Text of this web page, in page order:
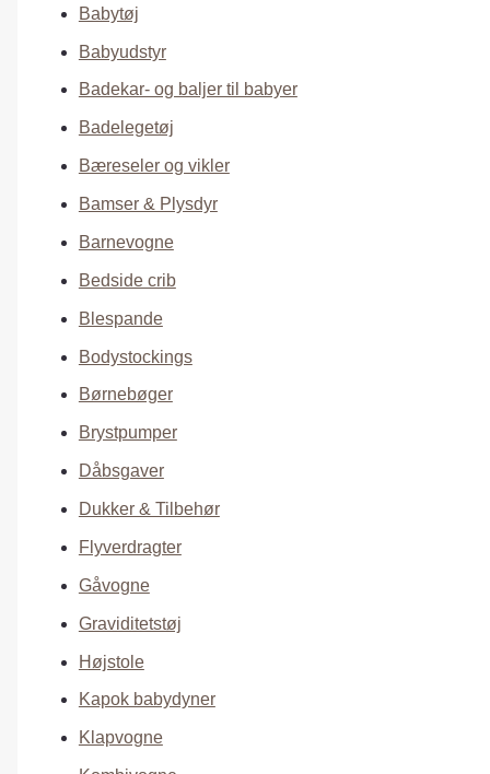
Babytøj
Babyudstyr
Badekar- og baljer til babyer
Badelegetøj
Bæreseler og vikler
Bamser & Plysdyr
Barnevogne
Bedside crib
Blespande
Bodystockings
Børnebøger
Brystpumper
Dåbsgaver
Dukker & Tilbehør
Flyverdragter
Gåvogne
Graviditetstøj
Højstole
Kapok babydyner
Klapvogne